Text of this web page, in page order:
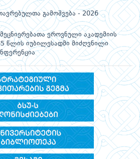
გამოშვება - 2026
ეროვნული აკადემიის
წლის იუბილესადმი მიძღვნილი